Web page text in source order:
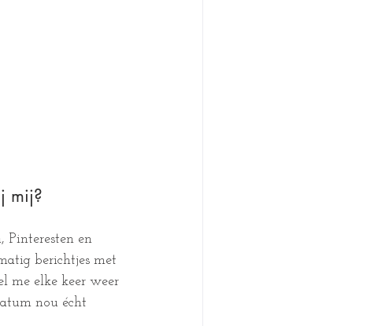
mij?
Pinteresten en
berichtjes met
me elke keer weer
nou écht